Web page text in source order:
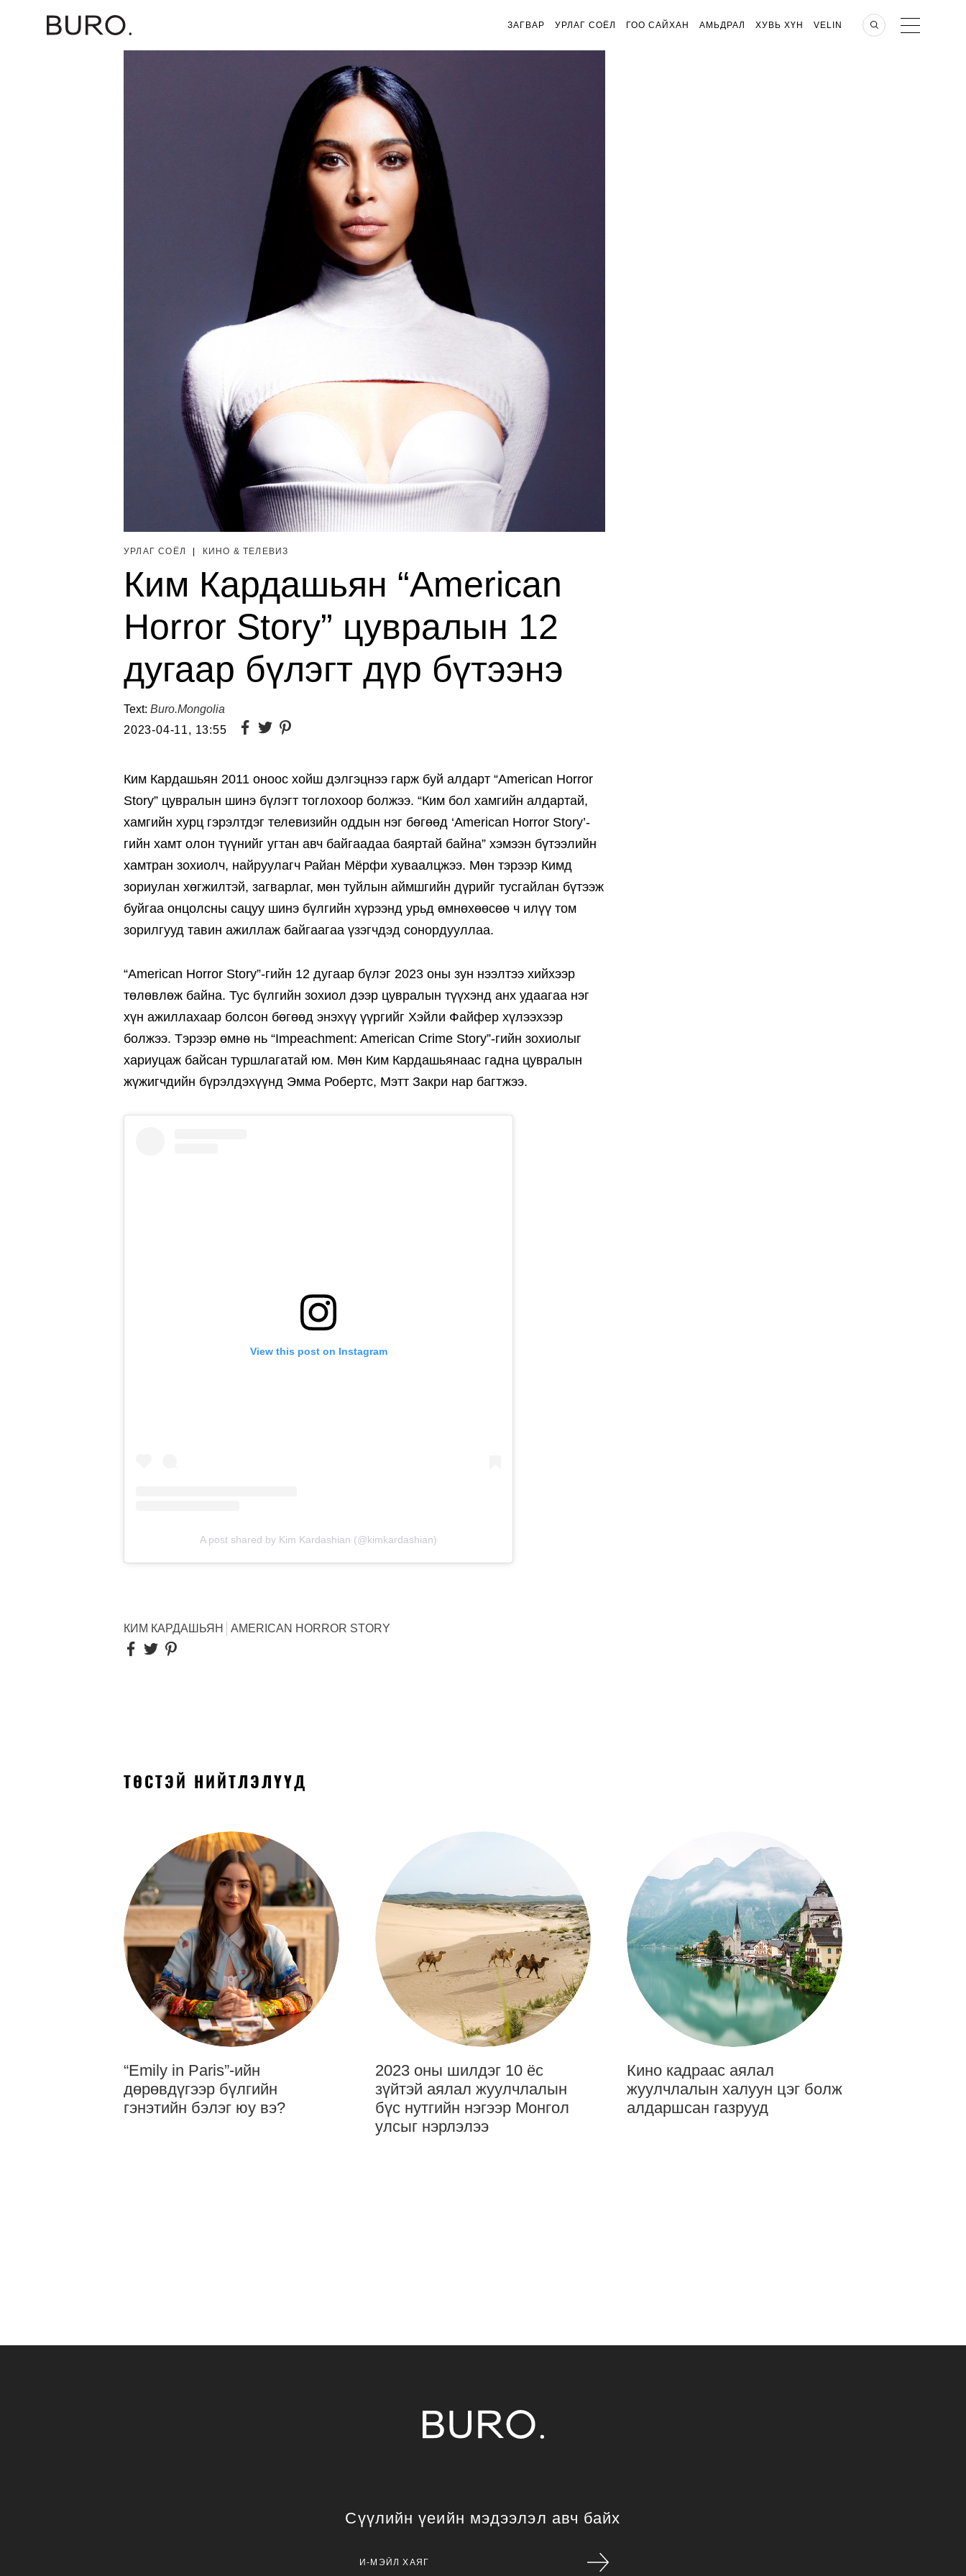
ЗАГВАР УРЛАГ СОЁЛ ГОО САЙХАН АМЬДРАЛ ХУВЬ ХҮН VELIN
УРЛАГ СОЁЛ КИНО & ТЕЛЕВИЗ
Ким Кардашьян “American
Horror Story” цувралын 12
дугаар бүлэгт дүр бүтээнэ
Text: Buro.Mongolia
2023-04-11, 13:55
Ким Кардашьян 2011 оноос хойш дэлгэцнээ гарж буй алдарт “American Horror
Story” цувралын шинэ бүлэгт тоглохоор болжээ. “Ким бол хамгийн алдартай,
хамгийн хурц гэрэлтдэг телевизийн оддын нэг бөгөөд ‘American Horror Story’-
гийн хамт олон түүнийг угтан авч байгаадаа баяртай байна” хэмээн бүтээлийн
хамтран зохиолч, найруулагч Райан Мёрфи хуваалцжээ. Мөн тэрээр Кимд
зориулан хөгжилтэй, загварлаг, мөн туйлын аймшгийн дүрийг тусгайлан бүтээж
буйгаа онцолсны сацуу шинэ бүлгийн хүрээнд урьд өмнөхөөсөө ч илүү том
зорилгууд тавин ажиллаж байгаагаа үзэгчдэд сонордууллаа.
“American Horror Story”-гийн 12 дугаар бүлэг 2023 оны зун нээлтээ хийхээр
төлөвлөж байна. Тус бүлгийн зохиол дээр цувралын түүхэнд анх удаагаа нэг
хүн ажиллахаар болсон бөгөөд энэхүү үүргийг Хэйли Файфер хүлээхээр
болжээ. Тэрээр өмнө нь “Impeachment: American Crime Story”-гийн зохиолыг
хариуцаж байсан туршлагатай юм. Мөн Ким Кардашьянаас гадна цувралын
жүжигчдийн бүрэлдэхүүнд Эмма Робертс, Мэтт Закри нар багтжээ.
View this post on Instagram
A post shared by Kim Kardashian (@kimkardashian)
КИМ КАРДАШЬЯН AMERICAN HORROR STORY
ТӨСТЭЙ НИЙТЛЭЛҮҮД
“Emily in Paris”-ийн
дөрөвдүгээр бүлгийн
гэнэтийн бэлэг юу вэ?
2023 оны шилдэг 10 ёс
зүйтэй аялал жуулчлалын
бүс нутгийн нэгээр Монгол
улсыг нэрлэлээ
Кино кадраас аялал
жуулчлалын халуун цэг болж
алдаршсан газрууд
Сүүлийн үеийн мэдээлэл авч байх